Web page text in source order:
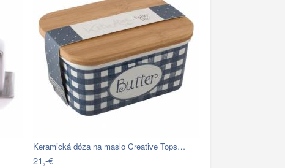
Keramická dóza na maslo Creative Tops…
21,-€